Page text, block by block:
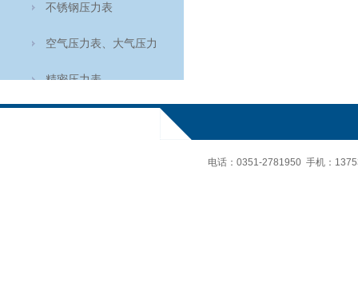
不锈钢压力表
空气压力表、大气压力
表、空盒气压计
精密压力表
电话： 0351-2781950 手机：